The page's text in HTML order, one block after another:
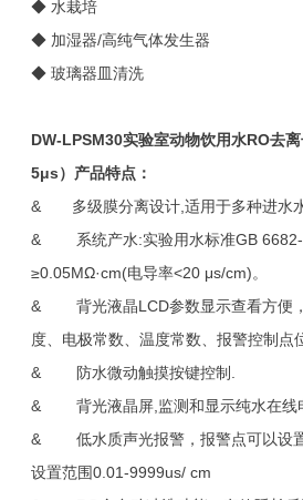
◆ 水栽培
◆ 加湿器/高纯气体发生器
◆ 玻璃器皿清洗
DW-LPSM30实验室动物饮用水RO去
5μs） 产品特点：
& 多级膜分离设计,适用于多种进水
& 系统产水:实验用水标准GB 6682-
≥0.05MΩ·cm(电导率<20 μs/cm)。
& 背光液晶LCD参数显示查看方便
度、电极常数、温度常数、报警控制点
& 防水微动触摸按键控制.
& 背光液晶屏,监测和显示纯水在线
& 低水质声光报警，报警点可以设
设置范围0.01-9999us/ cm